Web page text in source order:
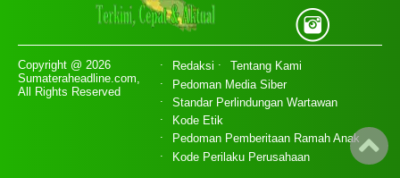
Copyright @ 2026
Sumateraheadline.com,
All Rights Reserved
Redaksi
Tentang Kami
Pedoman Media Siber
Standar Perlindungan Wartawan
Kode Etik
Pedoman Pemberitaan Ramah Anak
Kode Perilaku Perusahaan